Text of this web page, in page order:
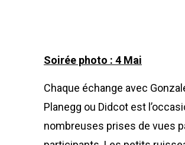
Soirée photo : 4 Mai
Chaque échange avec
Planegg ou Didcot est
nombreuses prises de vues